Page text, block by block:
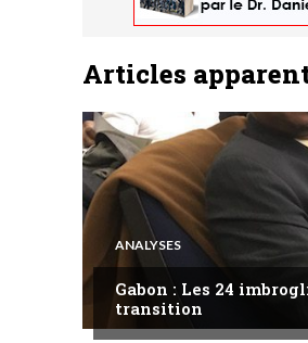
Articles
ANALYSES
Gabon : Les 24
transition